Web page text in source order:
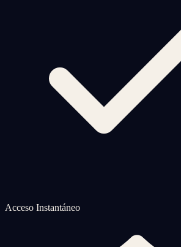
Acceso Instantáneo